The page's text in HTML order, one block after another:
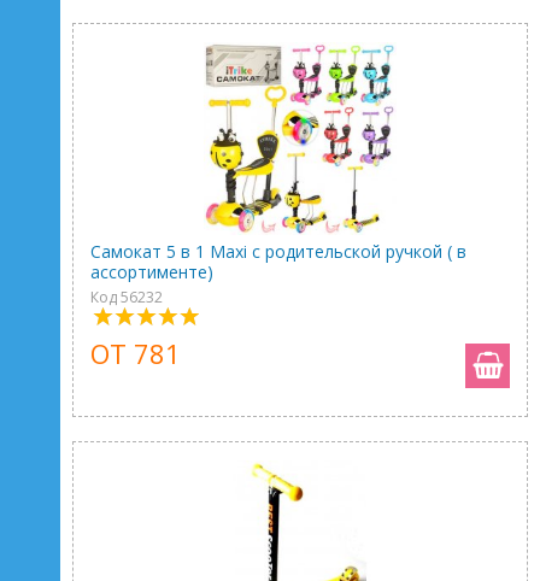
Самокат 5 в 1 Maxi с родительской ручкой ( в
ассортименте)
Код 56232
ОТ 781